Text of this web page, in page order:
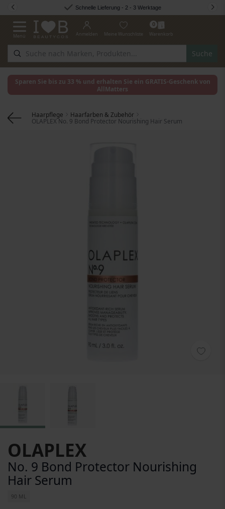
Zum Inhalt springen Schnelle Lieferung - 2 - 3 Werktage
Navigation umschalten
Menü
Suche
Anmelden Meine Wunschliste
0
Warenkorb
Sparen Sie bis zu 33 % und erhalten Sie ein GRATIS-Geschenk von
AllMatters
Haarpflege
Haarfarben & Zubehör
OLAPLEX No. 9 Bond Protector Nourishing Hair Serum
OLAPLEX
No. 9 Bond Protector Nourishing
Hair Serum
90 ML